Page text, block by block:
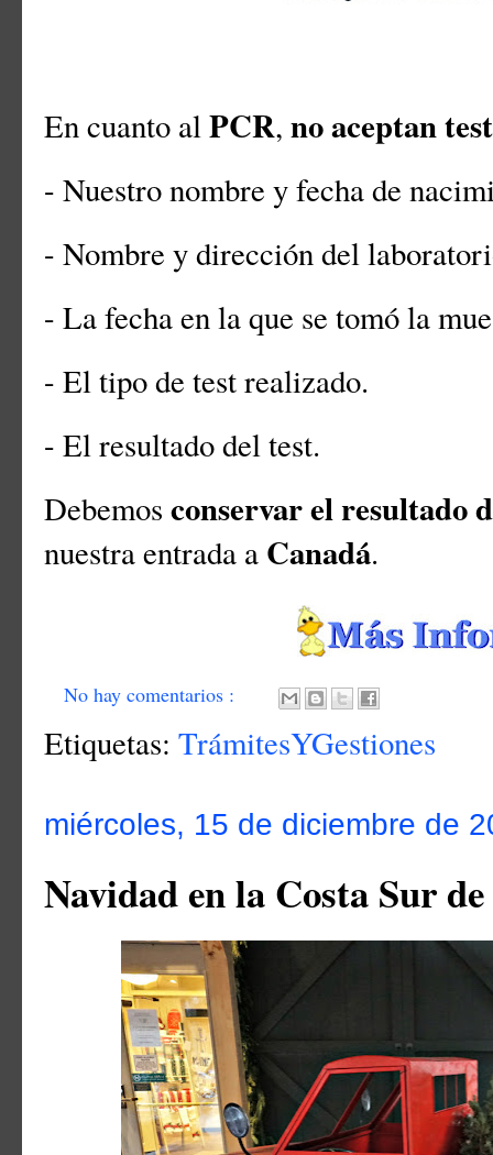
En cuanto alPCR, no aceptan
- Nuestro nombre y fecha de
- Nombre y dirección del
- La fecha en la que se tomó la
- El tipo de test realizado.
- El resultado del test.
Debemos conservar el resultado
nuestra entrada a Canadá.
No hay comentarios :
Etiquetas: TrámitesYGestiones
miércoles, 15 de diciembre de
Navidad en la Costa Sur